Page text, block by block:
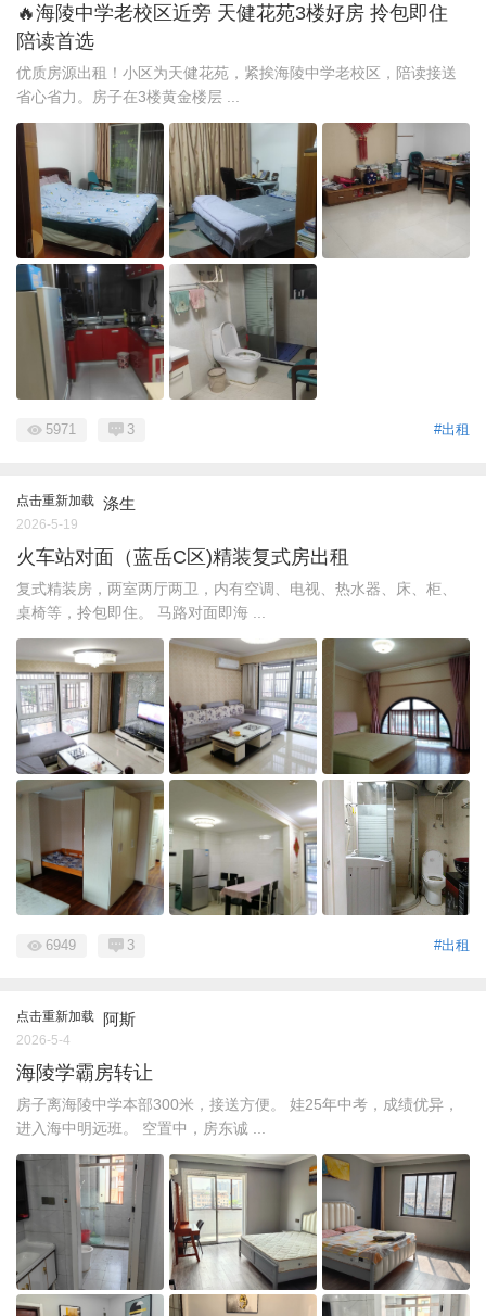
🔥海陵中学老校区近旁 天健花苑3楼好房 拎包即住
陪读首选
优质房源出租！小区为天健花苑，紧挨海陵中学老校区，陪读接送
省心省力。房子在3楼黄金楼层 ...
#出租
5971 3
点击重新加载 涤生
2026-5-19
火车站对面（蓝岳C区)精装复式房出租
复式精装房，两室两厅两卫，内有空调、电视、热水器、床、柜、
桌椅等，拎包即住。 马路对面即海 ...
#出租
6949 3
点击重新加载 阿斯
2026-5-4
海陵学霸房转让
房子离海陵中学本部300米，接送方便。 娃25年中考，成绩优异，
进入海中明远班。 空置中，房东诚 ...